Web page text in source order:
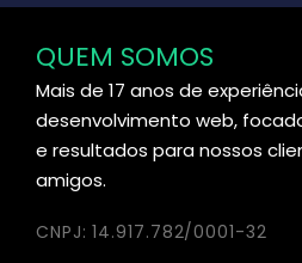
QUEM SOMOS
Mais de 17 anos de
desenvolvimento web,
e resultados para nossos
amigos.
CNPJ: 14.917.782/0001-32